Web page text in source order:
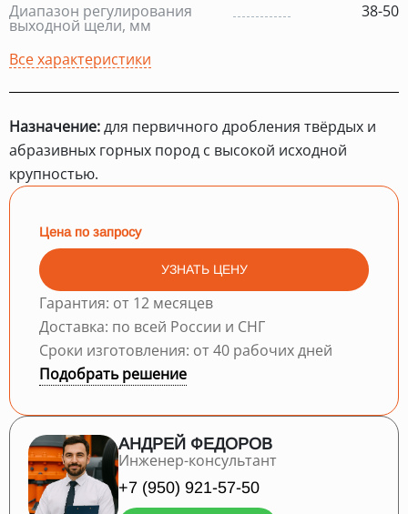
Диапазон регулирования
выходной щели, мм
38-50
Все характеристики
Назначение:для первичного дробления твёрдых и
абразивных горных пород с высокой исходной
крупностью.
Цена по запросу
УЗНАТЬ ЦЕНУ
Гарантия: от 12 месяцев
Доставка: по всей России и СНГ
Сроки изготовления: от 40 рабочих дней
Подобрать решение
АНДРЕЙ ФЕДОРОВ
Инженер-консультант
+7 (950) 921-57-50